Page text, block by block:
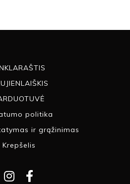
politika
ir grąžinimas
Krepšelis